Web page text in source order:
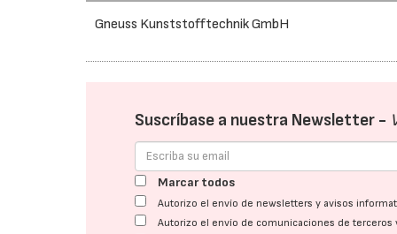
Gneuss Kunststofftechnik GmbH
Suscríbase a nuestra Newsletter -
Marcar todos
Autorizo el envío de newsletters y avisos
Autorizo el envío de comunicaciones de terceros